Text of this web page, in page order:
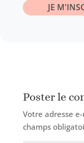
Poster le
Votre adresse
champs